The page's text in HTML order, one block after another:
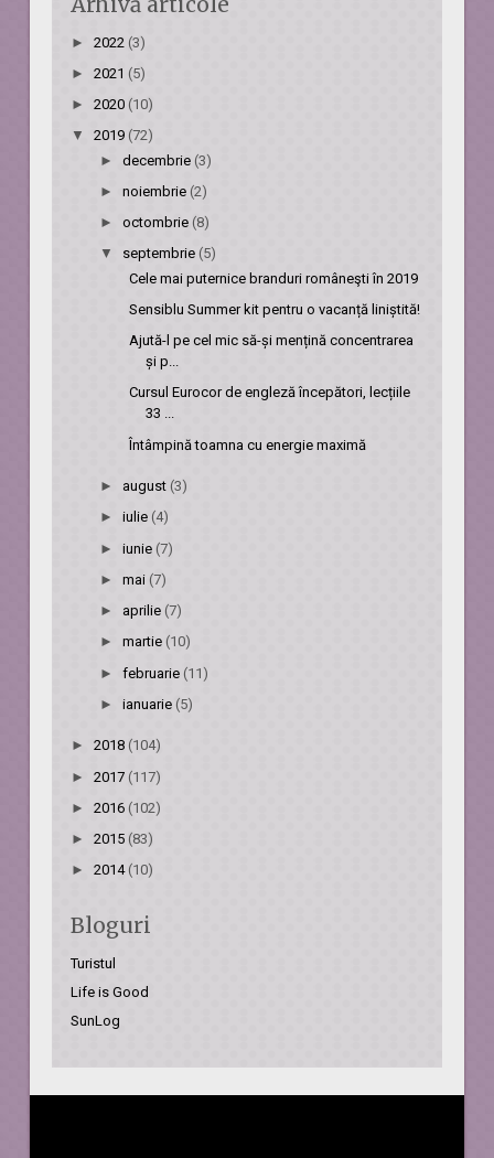
►2022 (3)
►2021(5)
►2020 (10)
▼2019 (72)
► decembrie (3)
► noiembrie (2)
► octombrie (8)
▼ septembrie (5)
Cele mai puternice branduri româneşti în 2019
Sensiblu Summer kit pentru o vacanță liniștită!
Ajută-l pe cel mic să-și mențină concentrarea
și p...
Cursul Eurocor de engleză începători, lecțiile
33 ...
Întâmpină toamna cu energie maximă
► august (3)
► iulie (4)
► iunie (7)
► mai (7)
► aprilie (7)
► martie (10)
► februarie (11)
► ianuarie (5)
►2018 (104)
►2017 (117)
►2016(102)
►2015 (83)
►2014 (10)
Bloguri
Turistul
Life is Good
SunLog